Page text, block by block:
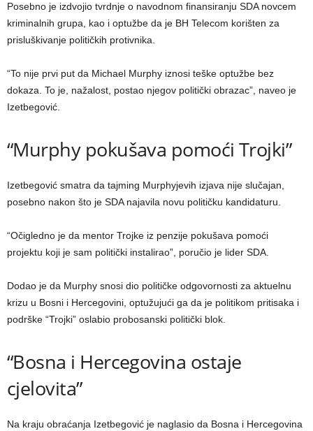
Posebno je izdvojio tvrdnje o navodnom finansiranju SDA novcem
kriminalnih grupa, kao i optužbe da je BH Telecom korišten za
prisluškivanje političkih protivnika.
“To nije prvi put da Michael Murphy iznosi teške optužbe bez
dokaza. To je, nažalost, postao njegov politički obrazac”, naveo je
Izetbegović.
“Murphy pokušava pomoći Trojki”
Izetbegović smatra da tajming Murphyjevih izjava nije slučajan,
posebno nakon što je SDA najavila novu političku kandidaturu.
“Očigledno je da mentor Trojke iz penzije pokušava pomoći
projektu koji je sam politički instalirao”, poručio je lider SDA.
Dodao je da Murphy snosi dio političke odgovornosti za aktuelnu
krizu u Bosni i Hercegovini, optužujući ga da je politikom pritisaka i
podrške “Trojki” oslabio probosanski politički blok.
“Bosna i Hercegovina ostaje
cjelovita”
Na kraju obraćanja Izetbegović je naglasio da Bosna i Hercegovina